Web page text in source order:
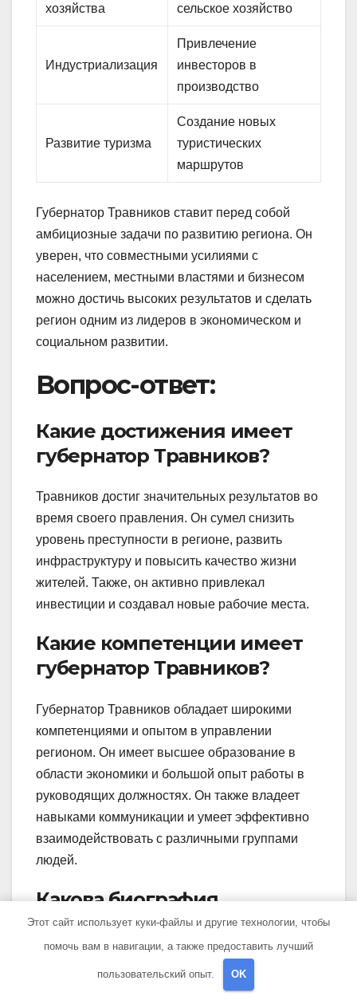
хозяйства
сельское хозяйство
Индустриализация
Привлечение
инвесторов в
производство
Развитие туризма
Создание новых
туристических
маршрутов
Губернатор Травников ставит перед собой
амбициозные задачи по развитию региона. Он
уверен, что совместными усилиями с
населением, местными властями и бизнесом
можно достичь высоких результатов и сделать
регион одним из лидеров в экономическом и
социальном развитии.
Вопрос-ответ:
Какие достижения имеет
губернатор Травников?
Травников достиг значительных результатов во
время своего правления. Он сумел снизить
уровень преступности в регионе, развить
инфраструктуру и повысить качество жизни
жителей. Также, он активно привлекал
инвестиции и создавал новые рабочие места.
Какие компетенции имеет
губернатор Травников?
Губернатор Травников обладает широкими
компетенциями и опытом в управлении
регионом. Он имеет высшее образование в
области экономики и большой опыт работы в
руководящих должностях. Он также владеет
навыками коммуникации и умеет эффективно
взаимодействовать с различными группами
людей.
Какова биография
губернатора Травникова?
Губернатор Травников родился в городе Н.
Одесса 10 января 1975 года. В 1997 году
Этот сайт использует куки-файлы и другие технологии, чтобы
помочь вам в навигации, а также предоставить лучший
пользовательский опыт. OK